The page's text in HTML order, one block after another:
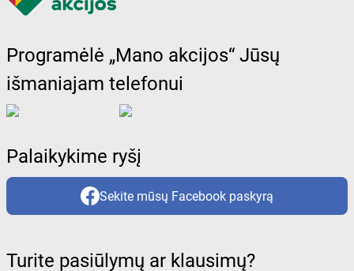
Programėlė „Mano akcijos“ Jūsų
išmaniajam telefonui
Palaikykime ryšį
Sekite mūsų Facebook paskyrą
Turite pasiūlymų ar klausimų?